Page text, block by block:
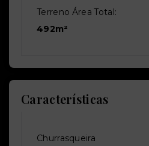
Terreno Área Total:
492m²
Características
Churrasqueira